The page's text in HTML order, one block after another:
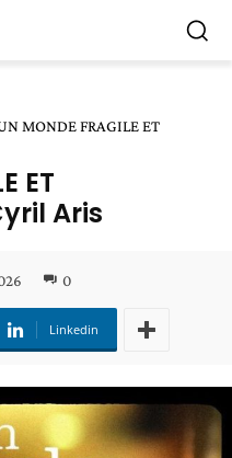
MONDE FRAGILE ET
ET
Aris
0
Linkedin